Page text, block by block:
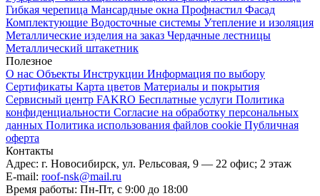
Гибкая черепица Мансардные окна Профнастил Фасад
Комплектующие Водосточные системы Утепление и изоляция
Металлические изделия на заказ Чердачные лестницы
Металлический штакетник
Полезное
О нас Объекты Инструкции Информация по выбору
Сертификаты Карта цветов Материалы и покрытия
Сервисный центр FAKRO Бесплатные услуги Политика
конфиденциальности Согласие на обработку персональных
данных Политика использования файлов cookie Публичная
оферта
Контакты
Адрес: г. Новосибирск, ул. Рельсовая, 9 — 22 офис; 2 этаж
E-mail: roof-nsk@mail.ru
Время работы: Пн-Пт, с 9:00 до 18:00